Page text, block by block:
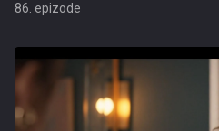
86. epizode